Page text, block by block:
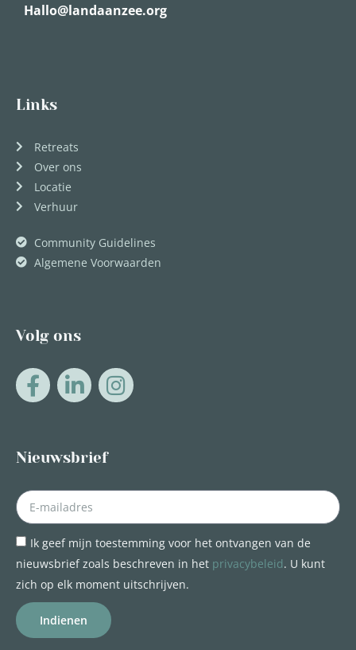
Hallo@landaanzee.org
Links
Retreats
Over ons
Locatie
Verhuur
Community Guidelines
Algemene Voorwaarden
Volg ons
Nieuwsbrief
Ik geef mijn toestemming voor het ontvangen van de
nieuwsbrief zoals beschreven in het privacybeleid. U kunt
zich op elk moment uitschrijven.
Indienen